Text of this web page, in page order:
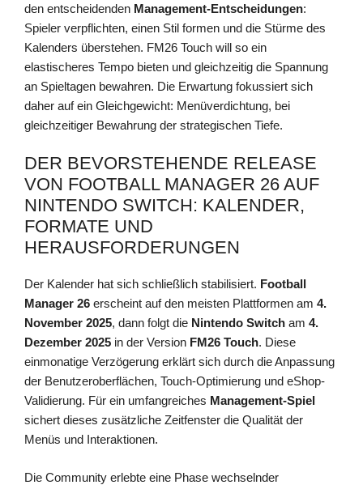
den entscheidenden Management-Entscheidungen:
Spieler verpflichten, einen Stil formen und die Stürme des
Kalenders überstehen. FM26 Touch will so ein
elastischeres Tempo bieten und gleichzeitig die Spannung
an Spieltagen bewahren. Die Erwartung fokussiert sich
daher auf ein Gleichgewicht: Menüverdichtung, bei
gleichzeitiger Bewahrung der strategischen Tiefe.
DER BEVORSTEHENDE RELEASE
VON FOOTBALL MANAGER 26 AUF
NINTENDO SWITCH: KALENDER,
FORMATE UND
HERAUSFORDERUNGEN
Der Kalender hat sich schließlich stabilisiert. Football
Manager 26 erscheint auf den meisten Plattformen am 4.
November 2025, dann folgt die Nintendo Switch am 4.
Dezember 2025 in der Version FM26 Touch. Diese
einmonatige Verzögerung erklärt sich durch die Anpassung
der Benutzeroberflächen, Touch-Optimierung und eShop-
Validierung. Für ein umfangreiches Management-Spiel
sichert dieses zusätzliche Zeitfenster die Qualität der
Menüs und Interaktionen.
Die Community erlebte eine Phase wechselnder